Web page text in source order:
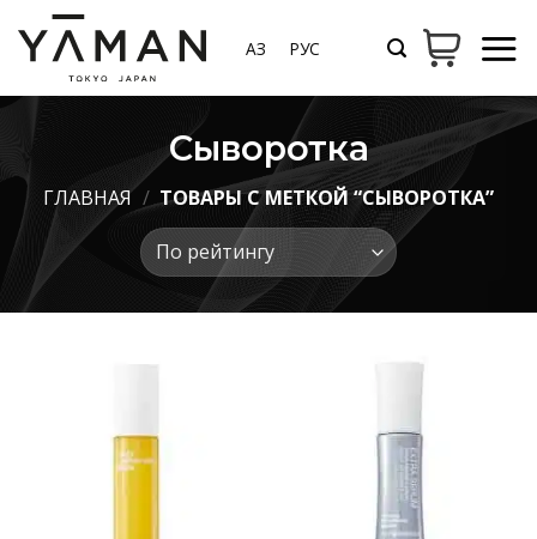
ҚАЗ РУС
Сыворотка
ГЛАВНАЯ / ТОВАРЫ С МЕТКОЙ “СЫВОРОТКА”